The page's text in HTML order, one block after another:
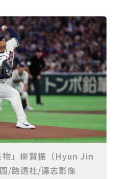
大學計畫」 推出餐飲經營與
星團 端午連假西方低空上演天
單側無力 攤商「亞急性腦出
年 中山附醫協助吐瓦魯建置首
隊史紀錄 法國3比1擊敗塞內
天文館推銀河特展與免費劇場搶
國冠軍 赴美參賽盼各界正視
島開發計畫 盼深化台帛水產與
狀皰疹 臺中醫院跨科即時診治化
工藝體驗」6月登場 結合永續
蔡其昌爭取4980萬 翻新清水五
中山醫大與仁寶攜手「送藥機
體驗
機！嘉義縣推「沉浸式角色扮
、建築職人全台放電
端午與暑假深度旅遊新亮點
」柳賢振（Hyun Jin
/路透社/達志影像